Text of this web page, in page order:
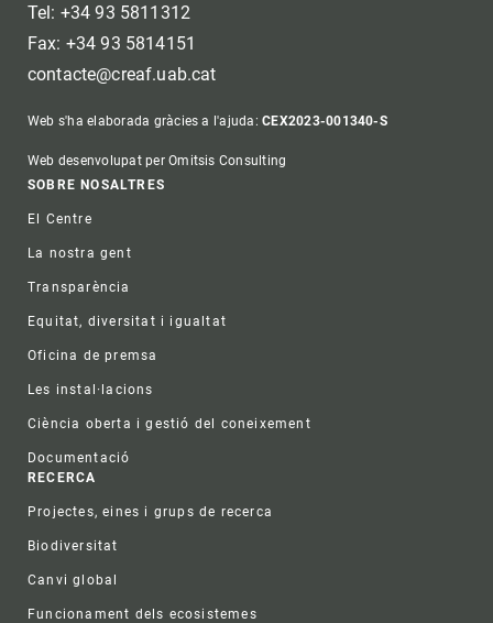
Tel: +34 93 5811312
Fax: +34 93 5814151
contacte@creaf.uab.cat
Web s'ha elaborada gràcies a l'ajuda:CEX2023-001340-S
Web desenvolupat per Omitsis Consulting
Footer
SOBRE NOSALTRES
El Centre
La nostra gent
Transparència
Equitat, diversitat i igualtat
Oficina de premsa
Les instal·lacions
Ciència oberta i gestió del coneixement
Documentació
RECERCA
Projectes, eines i grups de recerca
Biodiversitat
Canvi global
Funcionament dels ecosistemes